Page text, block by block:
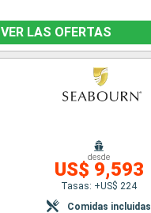
VER LAS OFERTAS
desde
US$ 9,593
Tasas: +US$ 224
Comidas incluidas